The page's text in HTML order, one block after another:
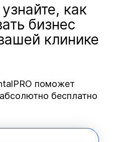
как
бизнес
клинике
поможет
бесплатно